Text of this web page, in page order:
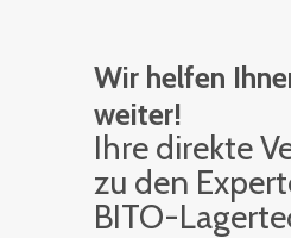
Wir helfen
weiter!
Ihre di­rek­te
zu den
BITO-